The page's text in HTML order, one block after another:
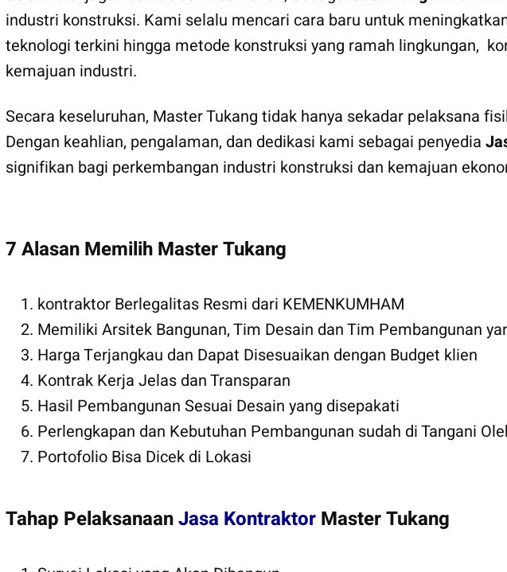
industri konstruksi. Kami selalu mencari cara baru untuk
teknologi terkini hingga metode konstruksi yang ramah lingkungan,
kemajuan industri.
Secara keseluruhan, Master Tukang tidak hanya sekadar pelaksana
Dengan keahlian, pengalaman, dan dedikasi kami sebagai penyedia
signifikan bagi perkembangan industri konstruksi dan kemajuan
7 Alasan Memilih Master Tukang
kontraktor Berlegalitas Resmi dari KEMENKUMHAM
Memiliki Arsitek Bangunan, Tim Desain dan Tim Pembangunan
Harga Terjangkau dan Dapat Disesuaikan dengan Budget klien
Kontrak Kerja Jelas dan Transparan
Hasil Pembangunan Sesuai Desain yang disepakati
Perlengkapan dan Kebutuhan Pembangunan sudah di Tangani
Portofolio Bisa Dicek di Lokasi
Tahap PelaksanaanJasa Kontraktor Master Tukang